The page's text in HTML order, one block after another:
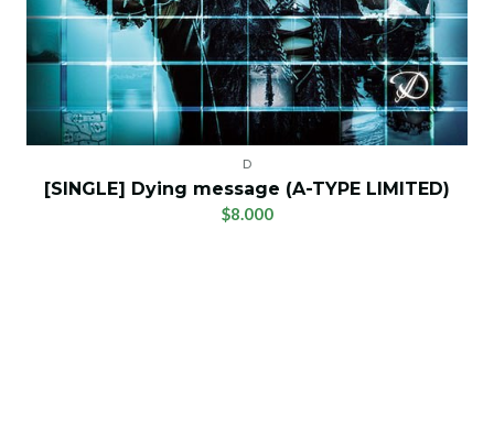
D
[SINGLE] Dying message (A-TYPE LIMITED)
$8.000